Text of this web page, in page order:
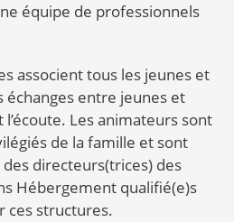
équipe de professionnels
associent tous les jeunes et
entre jeunes et
Les animateurs sont
de la famille et sont
directeurs(trices) des
Hébergement qualifié(e)s
ces structures.